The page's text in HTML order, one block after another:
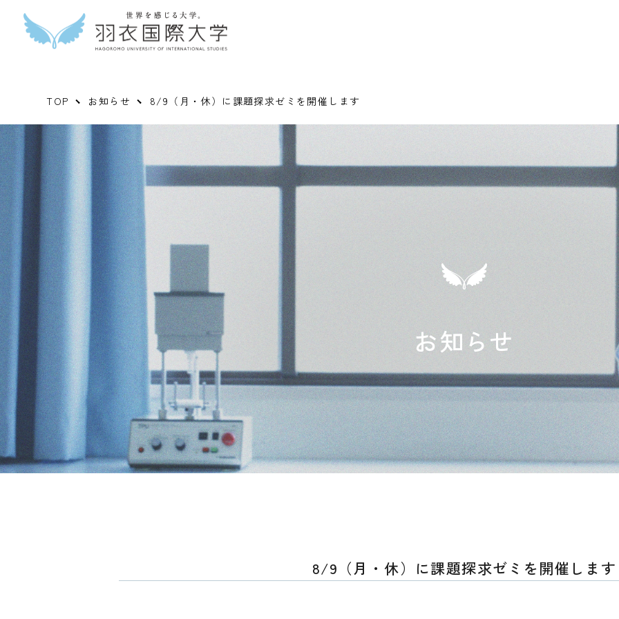
TOP お知らせ 8/9（月・休）に課題探求ゼミを開催します
お知らせ
8/9（月・休）に課題探求ゼミを開催します